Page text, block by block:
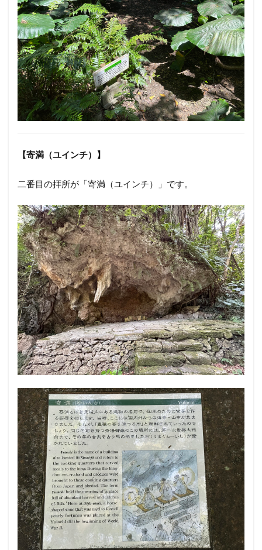
【寄満（ユインチ）】
二番目の拝所が「寄満（ユインチ）」です。